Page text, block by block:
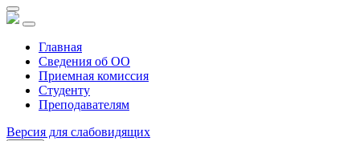
Главная
Сведения об ОО
Приемная комиссия
Студенту
Преподавателям
Версия для слабовидящих